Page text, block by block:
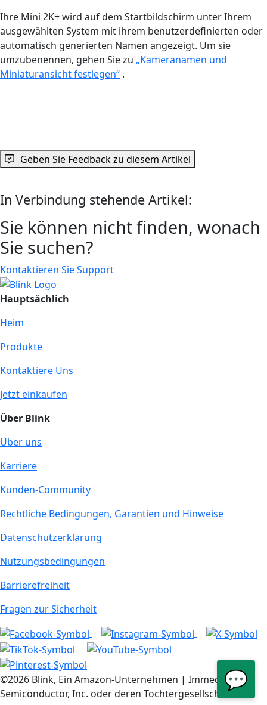
Ihre Mini 2K+ wird auf dem Startbildschirm unter Ihrem
ausgewählten System mit ihrem benutzerdefinierten oder
automatisch generierten Namen angezeigt. Um sie
umzubenennen, gehen Sie zu „Kameranamen und
Miniaturansicht festlegen“ .
Geben Sie Feedback zu diesem Artikel
In Verbindung stehende Artikel:
Sie können nicht finden, wonach
Sie suchen?
Kontaktieren Sie Support
Hauptsächlich
Heim
Produkte
Kontaktiere Uns
Jetzt einkaufen
Über Blink
Über uns
Karriere
Kunden-Community
Rechtliche Bedingungen, Garantien und Hinweise
Datenschutzerklärung
Nutzungsbedingungen
Barrierefreiheit
Fragen zur Sicherheit
©2026 Blink, Ein Amazon-Unternehmen | Immedia
Semiconductor, Inc. oder deren Tochtergesellschaften
💬